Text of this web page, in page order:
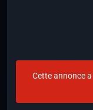
Cette annonce